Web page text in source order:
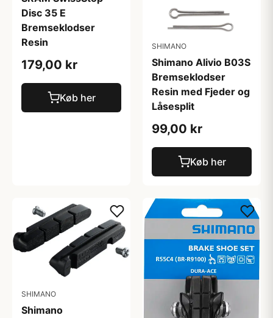
Disc 35 E
Bremseklodser
Resin
179,00 kr
Køb her
SHIMANO
Shimano Alivio B03S
Bremseklodser
Resin med Fjeder og
Låsesplit
99,00 kr
Køb her
SHIMANO
Shimano